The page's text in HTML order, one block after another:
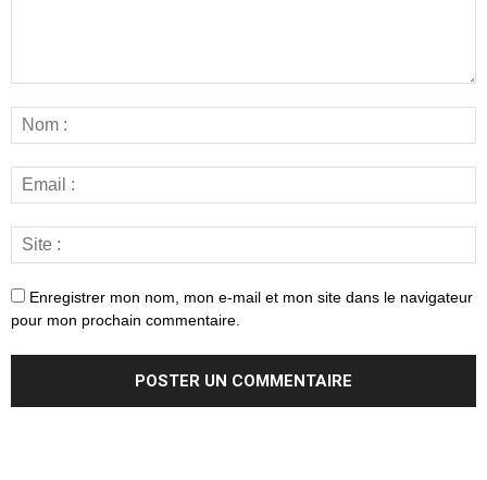
Enregistrer mon nom, mon e-mail et mon site dans le navigateur
pour mon prochain commentaire.